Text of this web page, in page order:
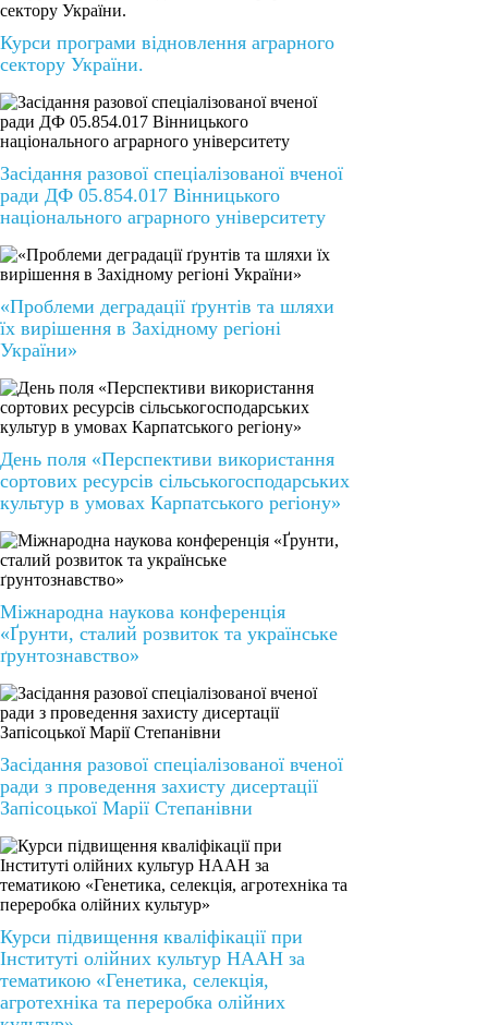
Курси програми відновлення аграрного
сектору України.
Засідання разової спеціалізованої вченої
ради ДФ 05.854.017 Вінницького
національного аграрного університету
«Проблеми деградації ґрунтів та шляхи
їх вирішення в Західному регіоні
України»
День поля «Перспективи використання
сортових ресурсів сільськогосподарських
культур в умовах Карпатського регіону»
Міжнародна наукова конференція
«Ґрунти, сталий розвиток та українське
ґрунтознавство»
Засідання разової спеціалізованої вченої
ради з проведення захисту дисертації
Запісоцької Марії Степанівни
Курси підвищення кваліфікації при
Інституті олійних культур НААН за
тематикою «Генетика, селекція,
агротехніка та переробка олійних